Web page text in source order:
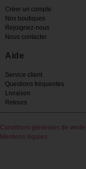
Créer un compte
Nos boutiques
Rejoignez-nous
Nous contacter
Aide
Service client
Questions fréquentes
Livraison
Retours
Conditions générales de vente
Mentions légales